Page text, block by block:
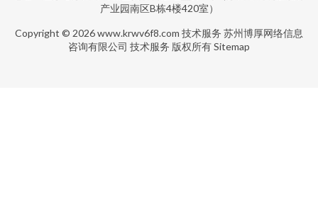
产业园南区B栋4楼420室）
Copyright © 2026www.krwv6f8.com 技术服务 苏州博厚网络信息
咨询有限公司 技术服务 版权所有Sitemap